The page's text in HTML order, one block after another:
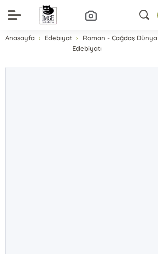
Anasayfa Edebiyat
Roman - Çağdaş Dünya
Edebiyatı